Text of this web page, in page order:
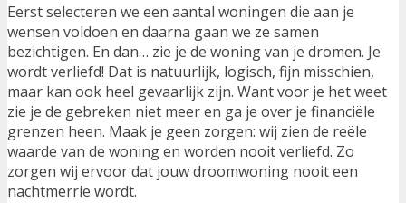
Eerst selecteren we een aantal woningen die aan je
wensen voldoen en daarna gaan we ze samen
bezichtigen. En dan… zie je de woning van je dromen. Je
wordt verliefd! Dat is natuurlijk, logisch, fijn misschien,
maar kan ook heel gevaarlijk zijn. Want voor je het weet
zie je de gebreken niet meer en ga je over je financiële
grenzen heen. Maak je geen zorgen: wij zien de reële
waarde van de woning en worden nooit verliefd. Zo
zorgen wij ervoor dat jouw droomwoning nooit een
nachtmerrie wordt.